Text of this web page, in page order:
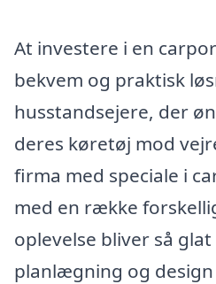
At investere i en
bekvem og praktisk
husstandsejere, der
deres køretøj mod
firma med speciale i
med en række
oplevelse bliver så
planlægning og